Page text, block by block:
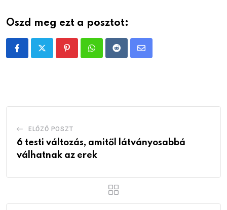
Oszd meg ezt a posztot:
PinterestWhatsappRedditShare
ELŐZŐ POSZT
6 testi változás, amitől látványosabbá
válhatnak az erek